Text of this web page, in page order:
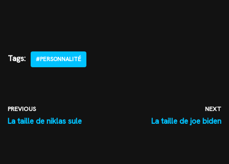
Tags: #PERSONNALITÉ
PREVIOUS
La taille de niklas sule
NEXT
La taille de joe biden